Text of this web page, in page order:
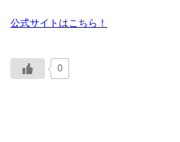
公式サイトはこちら！
0